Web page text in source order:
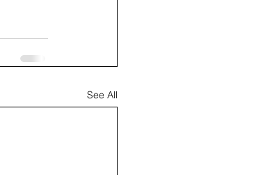
See All